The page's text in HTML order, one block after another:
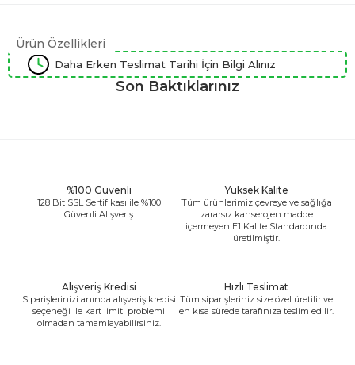
Ürün Özellikleri
Daha Erken Teslimat Tarihi İçin Bilgi Alınız
Son Baktıklarınız
%100 Güvenli
128 Bit SSL Sertifikası ile %100
Güvenli Alışveriş
Yüksek Kalite
Tüm ürünlerimiz çevreye ve sağlığa
zararsız kanserojen madde
içermeyen E1 Kalite Standardında
üretilmiştir.
Alışveriş Kredisi
Siparişlerinizi anında alışveriş kredisi
seçeneği ile kart limiti problemi
olmadan tamamlayabilirsiniz.
Hızlı Teslimat
Tüm siparişleriniz size özel üretilir ve
en kısa sürede tarafınıza teslim edilir.